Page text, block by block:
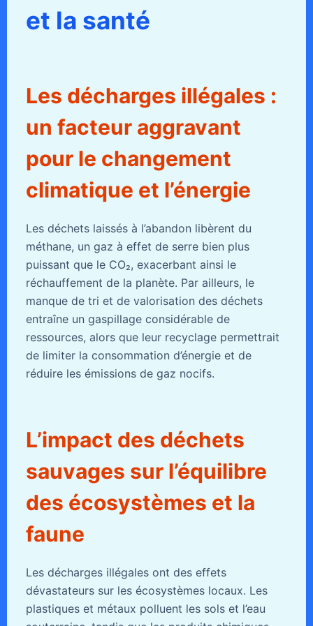
et la santé
Les décharges illégales :
un facteur aggravant
pour le changement
climatique et l’énergie
Les déchets laissés à l’abandon libèrent du
méthane, un gaz à effet de serre bien plus
puissant que le CO₂, exacerbant ainsi le
réchauffement de la planète. Par ailleurs, le
manque de tri et de valorisation des déchets
entraîne un gaspillage considérable de
ressources, alors que leur recyclage permettrait
de limiter la consommation d’énergie et de
réduire les émissions de gaz nocifs.
L’impact des déchets
sauvages sur l’équilibre
des écosystèmes et la
faune
Les décharges illégales ont des effets
dévastateurs sur les écosystèmes locaux. Les
plastiques et métaux polluent les sols et l’eau